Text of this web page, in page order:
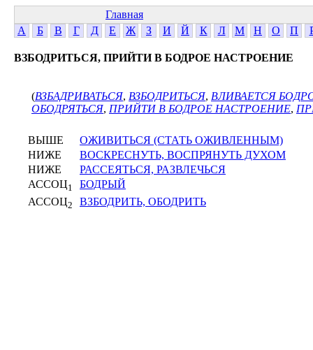
Главная
А
Б В Г Д Е Ж З И Й К Л М Н О П
ВЗБОДРИТЬСЯ, ПРИЙТИ В БОДРОЕ НАСТРОЕНИЕ
(ВЗБАДРИВАТЬСЯ, ВЗБОДРИТЬСЯ, ВЛИВАЕТСЯ
ОБОДРЯТЬСЯ, ПРИЙТИ В БОДРОЕ НАСТРОЕНИЕ,
ВЫШЕ
ОЖИВИТЬСЯ (СТАТЬ ОЖИВЛЕННЫМ)
НИЖЕ
ВОСКРЕСНУТЬ, ВОСПРЯНУТЬ ДУХОМ
НИЖЕ
РАССЕЯТЬСЯ, РАЗВЛЕЧЬСЯ
АССОЦ1
БОДРЫЙ
АССОЦ2 ВЗБОДРИТЬ, ОБОДРИТЬ